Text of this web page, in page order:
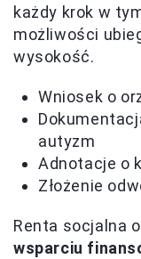
każdy krok w
możliwości
wysokość.
Wniosek o
autyzm
Adnotacje o
Złożenie
Renta socjalna
wsparciu